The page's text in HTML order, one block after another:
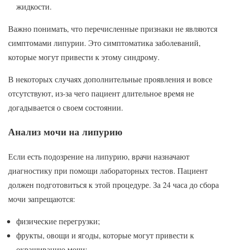
жидкости.
Важно понимать, что перечисленные признаки не являются
симптомами липурии. Это симптоматика заболеваний,
которые могут привести к этому синдрому.
В некоторых случаях дополнительные проявления и вовсе
отсутствуют, из-за чего пациент длительное время не
догадывается о своем состоянии.
Анализ мочи на липурию
Если есть подозрение на липурию, врачи назначают
диагностику при помощи лабораторных тестов. Пациент
должен подготовиться к этой процедуре. За 24 часа до сбора
мочи запрещаются:
физические перегрузки;
фрукты, овощи и ягоды, которые могут привести к